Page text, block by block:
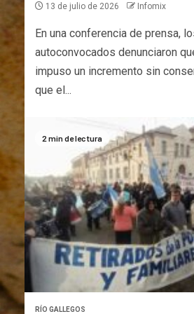
13 de julio de 2026 Infomix
En una conferencia de prensa,
autoconvocados denunciaron
impuso un incremento sin
que el...
2 min de lectura
RÍO GALLEGOS